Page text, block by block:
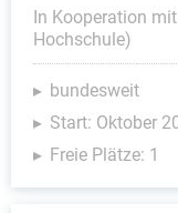
In Kooperation
Hochschule)
bundesweit
Start: Oktober
Freie Plätze: 1